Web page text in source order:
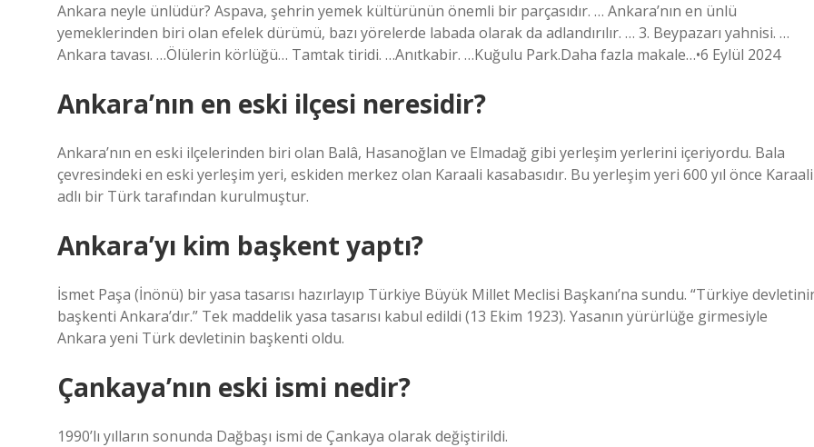
Ankara neyle ünlüdür? Aspava, şehrin yemek kültürünün önemli bir parçasıdır. … Ankara’nın en ünlü
yemeklerinden biri olan efelek dürümü, bazı yörelerde labada olarak da adlandırılır. … 3. Beypazarı yahnisi. …
Ankara tavası. …Ölülerin körlüğü… Tamtak tiridi. …Anıtkabir. …Kuğulu Park.Daha fazla makale…•6 Eylül 2024
Ankara’nın en eski ilçesi neresidir?
Ankara’nın en eski ilçelerinden biri olan Balâ, Hasanoğlan ve Elmadağ gibi yerleşim yerlerini içeriyordu. Bala
çevresindeki en eski yerleşim yeri, eskiden merkez olan Karaali kasabasıdır. Bu yerleşim yeri 600 yıl önce Karaali
adlı bir Türk tarafından kurulmuştur.
Ankara’yı kim başkent yaptı?
İsmet Paşa (İnönü) bir yasa tasarısı hazırlayıp Türkiye Büyük Millet Meclisi Başkanı’na sundu. “Türkiye
başkenti Ankara’dır.” Tek maddelik yasa tasarısı kabul edildi (13 Ekim 1923). Yasanın yürürlüğe girmesiyle
Ankara yeni Türk devletinin başkenti oldu.
Çankaya’nın eski ismi nedir?
1990’lı yılların sonunda Dağbaşı ismi de Çankaya olarak değiştirildi.